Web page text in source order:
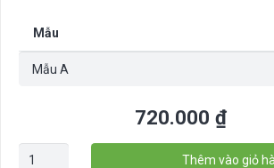
Mẫu
720.000 ₫
Decal
Thêm vào giỏ